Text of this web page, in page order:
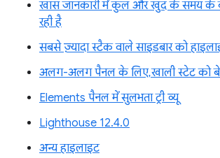
खास जानकारी में कुल और खुद के समय के
रही है
सबसे ज़्यादा स्टैक वाले साइडबार को
अलग-अलग पैनल के लिए, खाली स्टेट को
Elements पैनल में सुलभता ट्री व्यू
Lighthouse 12.4.0
अन्य हाइलाइट